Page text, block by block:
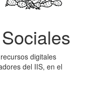
digitales
del IIS, en el